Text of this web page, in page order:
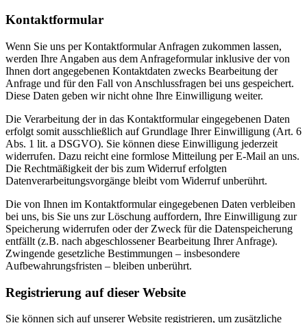
Kontaktformular
Wenn Sie uns per Kontaktformular Anfragen zukommen lassen,
werden Ihre Angaben aus dem Anfrageformular inklusive der von
Ihnen dort angegebenen Kontaktdaten zwecks Bearbeitung der
Anfrage und für den Fall von Anschlussfragen bei uns gespeichert.
Diese Daten geben wir nicht ohne Ihre Einwilligung weiter.
Die Verarbeitung der in das Kontaktformular eingegebenen Daten
erfolgt somit ausschließlich auf Grundlage Ihrer Einwilligung (Art. 6
Abs. 1 lit. a DSGVO). Sie können diese Einwilligung jederzeit
widerrufen. Dazu reicht eine formlose Mitteilung per E-Mail an uns.
Die Rechtmäßigkeit der bis zum Widerruf erfolgten
Datenverarbeitungsvorgänge bleibt vom Widerruf unberührt.
Die von Ihnen im Kontaktformular eingegebenen Daten verbleiben
bei uns, bis Sie uns zur Löschung auffordern, Ihre Einwilligung zur
Speicherung widerrufen oder der Zweck für die Datenspeicherung
entfällt (z.B. nach abgeschlossener Bearbeitung Ihrer Anfrage).
Zwingende gesetzliche Bestimmungen – insbesondere
Aufbewahrungsfristen – bleiben unberührt.
Registrierung auf dieser Website
Sie können sich auf unserer Website registrieren, um zusätzliche